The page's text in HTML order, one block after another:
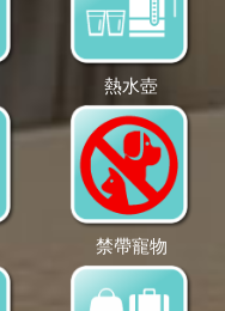
熱水壺
禁帶寵物